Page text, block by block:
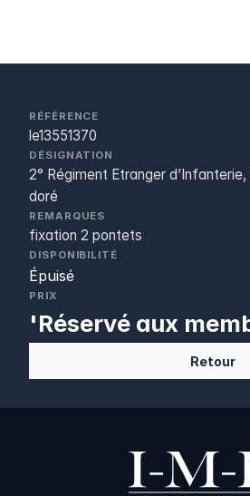
RÉFÉRENCE
le13551370
DÉSIGNATION
2° Régiment Etranger
doré
REMARQUES
fixation 2 pontets
DISPONIBILITÉ
Épuisé
PRIX
'Réservé aux
Retour